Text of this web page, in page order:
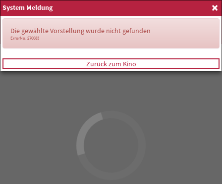
Anmelden
×
System Meldung
Die gewählte Vorstellung wurde nicht gefunden
ErrorNo. 270083
Zurück zum Kino